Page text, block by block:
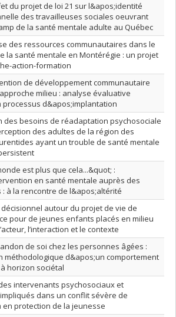
du projet de loi 21 sur l&apos;identité
des travailleuses sociales oeuvrant
de la santé mentale adulte au Québec
des ressources communautaires dans le
la santé mentale en Montérégie : un projet
action-formation
de développement communautaire
milieu : analyse évaluative
processus d&apos;implantation
des besoins de réadaptation psychosociale
des adultes de la région des
ayant un trouble de santé mentale
est plus que cela...&quot; :
en santé mentale auprès des
: à la rencontre de l&apos;altérité
autour du projet de vie de
pour de jeunes enfants placés en milieu
l’interaction et le contexte
de soi chez les personnes âgées :
méthodologique d&apos;un comportement
horizon sociétal
intervenants psychosociaux et
dans un conflit sévère de
en protection de la jeunesse